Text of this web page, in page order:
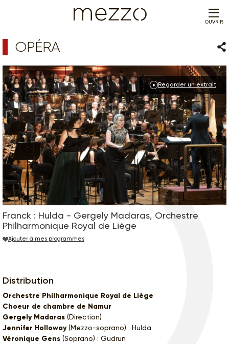
OUVRIR
OPÉRA
Franck : Hulda - Gergely Madaras, Orchestre
Philharmonique Royal de Liège
Regarder un extrait
Ajouter à mes programmes
Distribution
Orchestre Philharmonique Royal de Liège
Choeur de chambre de Namur
Gergely Madaras (Direction)
Jennifer Holloway(Mezzo-soprano) : Hulda
Véronique Gens (Soprano) : Gudrun